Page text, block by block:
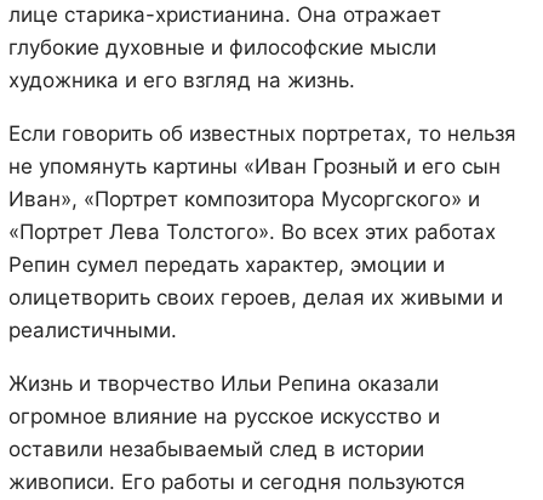
лице старика-христианина. Она отражает
глубокие духовные и философские мысли
художника и его взгляд на жизнь.
Если говорить об известных портретах, то нельзя
не упомянуть картины «Иван Грозный и его сын
Иван», «Портрет композитора Мусоргского» и
«Портрет Лева Толстого». Во всех этих работах
Репин сумел передать характер, эмоции и
олицетворить своих героев, делая их живыми и
реалистичными.
Жизнь и творчество Ильи Репина оказали
огромное влияние на русское искусство и
оставили незабываемый след в истории
живописи. Его работы и сегодня пользуются